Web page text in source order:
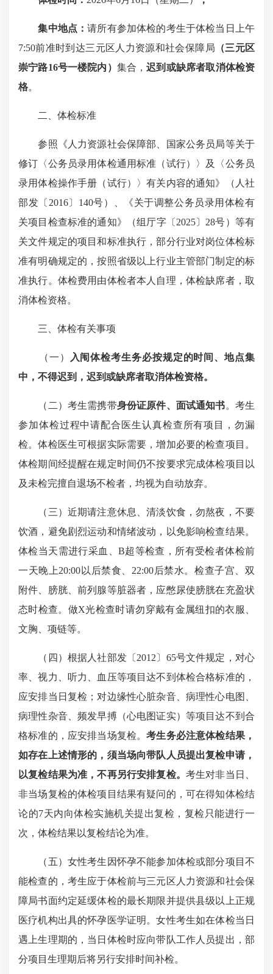
集中地点：请所有参加体检的考生于体检当日上午
7:50前准时到达三元区人力资源和社会保障局 （三元区
崇宁路16号一楼院内） 集合，迟到 或缺席者取消体检资
格。
二、体检标准
参照《人力资源社会保障部、国家公务员局等关于
修订〈公务员录用体检通用标准（试行）〉及〈公务员
录用体检操作手册（试行）〉有关内容的通知》（人社
部发〔2016〕140号）、《关于调整公务员录用体检有
关项目检查标准的通知》（组厅字〔2025〕28号）等有
关文件规定的项目和标准执行，部分行业对岗位体检标
准有明确规定的，按照省级以上行业主管部门制定的标
准执行。体检费用由体检者本人自理，体检缺席者，取
消体检资格。
三、体检有关事项
（一）
入闱体检考生务必按规定的时间、地点集
中，不得迟到， 迟到或缺席者取消体检资格。
（二）考生需携带身份证原件、 面试通知书。考生
参加体检过程中请配合医生认真检查所有项目，勿漏
检。体检医生可根据实际需要，增加必要的检查项目。
体检期间经提醒在规定时间仍不按要求完成体检项目以
及未检完擅自退场不检者，均视为自动放弃。
（三）近期请注意休息、清淡饮食，勿熬夜，不要
饮酒，避免剧烈运动和情绪波动，以免影响检查结果。
体检当天需进行采血、B超等检查，所有受检者体检前
一天晚上20:00 以后禁食、22:00后禁水。检查子宫、双
附件、膀胱、前列腺等脏器者，应憋尿使膀胱在充盈状
态时检查。做X光检查时请勿穿戴有金属纽扣的衣服、
文胸、项链等。
（四）根据人社部发〔2012〕65号文件规定，对心
率、视力、听力、血压等项目达不到体检合格标准的，
应安排当日复检；对边缘性心脏杂音、病理性心电图、
病理性杂音、频发早搏（心电图证实）等项目达不到合
格标准的，应安排当场复检。考生务必注意体检结果，
如存在上述情形的，须当场向带队人员提出复检申请，
以复检结果为准，不再另行安排复检。 考生对非当日、
非当场复检的体检项目结果有疑问的，可在得知体检结
论的7天内向体检实施机关提出复检，复检只能进行一
次，体检结果以复检结论为准。
（五）女性考生因怀孕不能参加体检或部分项目不
能检查的，考生应于体检前与三元区人力资源和社会保
障局书面约定延缓体检的最长期限并提供县级以上正规
医疗机构出具的怀孕医学证明。女性考生如在体检当日
遇上生理期的，当日体检时应向带队工作人员提出，部
分项目生理期后将另行安排时间补检。